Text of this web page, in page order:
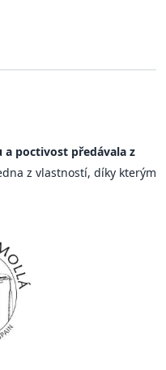
a poctivost předávala z
z vlastností, díky kterým